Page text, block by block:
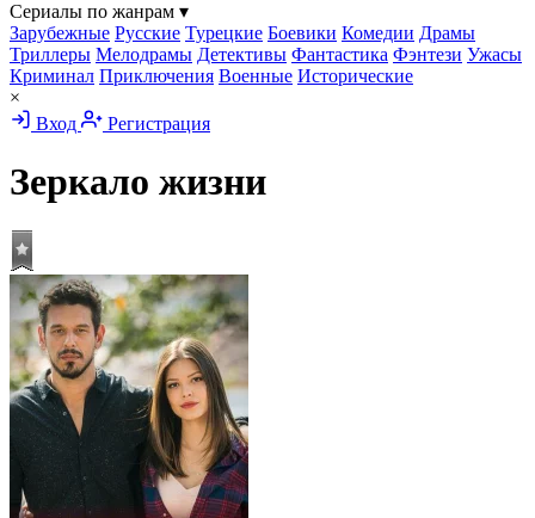
Сериалы по жанрам ▾
Зарубежные Русские Турецкие Боевики Комедии Драмы
Триллеры Мелодрамы Детективы Фантастика Фэнтези Ужасы
Криминал Приключения Военные Исторические
×
Вход
Регистрация
Зеркало жизни